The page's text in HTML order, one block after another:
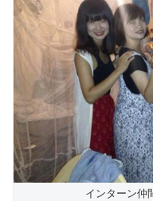
インターン仲